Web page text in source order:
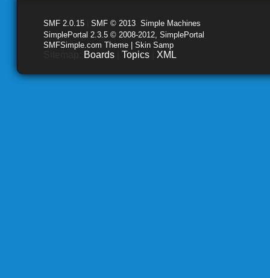
SMF 2.0.15 SMF © 2013 Simple Machines
SimplePortal 2.3.5 © 2008-2012, SimplePortal
SMFSimple.com Theme | Skin Samp
Boards Topics XML